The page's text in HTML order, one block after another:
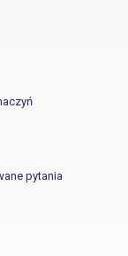
pytania